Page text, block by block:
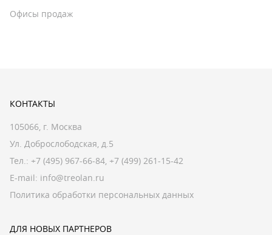
Офисы продаж
КОНТАКТЫ
105066, г. Москва
Ул. Доброслободская, д.5
Тел.: +7 (495) 967-66-84, +7 (499) 261-15-42
E-mail: info@treolan.ru
Политика обработки персональных данных
ДЛЯ НОВЫХ ПАРТНЕРОВ